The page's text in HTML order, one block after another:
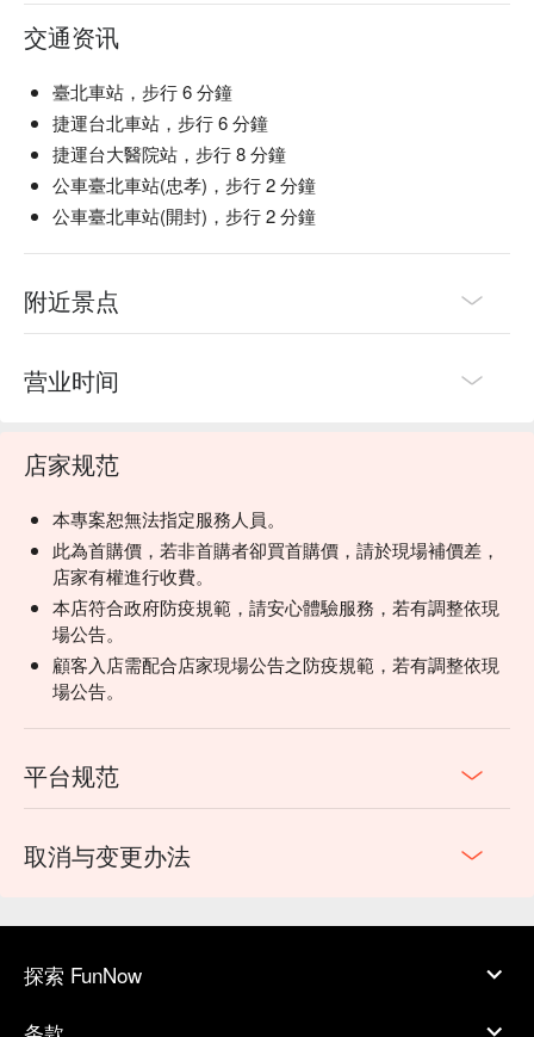
交通资讯
臺北車站，步行 6 分鐘
捷運台北車站，步行 6 分鐘
捷運台大醫院站，步行 8 分鐘
公車臺北車站(忠孝)，步行 2 分鐘
公車臺北車站(開封)，步行 2 分鐘
附近景点
营业时间
店家规范
本專案恕無法指定服務人員。
此為首購價，若非首購者卻買首購價，請於現場補價差，
店家有權進行收費。
本店符合政府防疫規範，請安心體驗服務，若有調整依現
場公告。
顧客入店需配合店家現場公告之防疫規範，若有調整依現
場公告。
平台规范
取消与变更办法
探索 FunNow
条款